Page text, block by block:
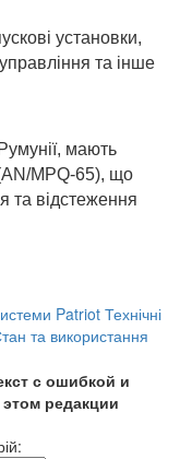
установки,
та інше
мають
MPQ-65), що
та відстеження
Patriot Технічні
та використання
с ошибкой и
редакции